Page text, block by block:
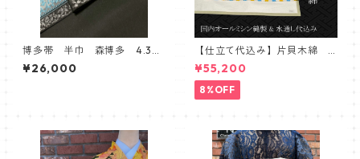
博多帯 半巾 森博多 4.3寸
単変浮 ゆかた帯 シルバ
ー ボタニカル
¥26,000
【仕立て代込み】片貝木綿
ストライプ 白青黄
¥55,200
8%OFF